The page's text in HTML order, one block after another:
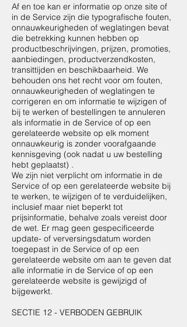
Af en toe kan er informatie op onze site of
in de Service zijn die typografische fouten,
onnauwkeurigheden of weglatingen bevat
die betrekking kunnen hebben op
productbeschrijvingen, prijzen, promoties,
aanbiedingen, productverzendkosten,
transittijden en beschikbaarheid. We
behouden ons het recht voor om fouten,
onnauwkeurigheden of weglatingen te
corrigeren en om informatie te wijzigen of
bij te werken of bestellingen te annuleren
als informatie in de Service of op een
gerelateerde website op elk moment
onnauwkeurig is zonder voorafgaande
kennisgeving (ook nadat u uw bestelling
hebt geplaatst) .
We zijn niet verplicht om informatie in de
Service of op een gerelateerde website bij
te werken, te wijzigen of te verduidelijken,
inclusief maar niet beperkt tot
prijsinformatie, behalve zoals vereist door
de wet. Er mag geen gespecificeerde
update- of verversingsdatum worden
toegepast in de Service of op een
gerelateerde website om aan te geven dat
alle informatie in de Service of op een
gerelateerde website is gewijzigd of
bijgewerkt.
SECTIE 12 - VERBODEN GEBRUIK